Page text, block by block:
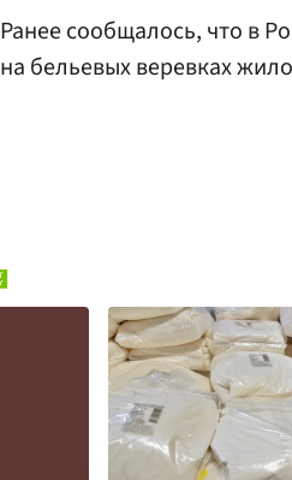
Ранее сообщалось, что в
на бельевых веревках